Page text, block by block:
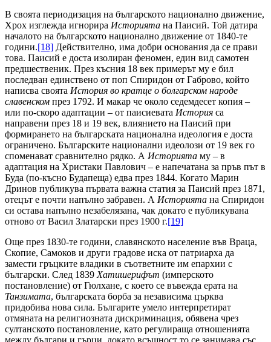
В своята периодизация на българското национално движение,
Хрох изглежда игнорира Историята на Паисий. Той датира
началото на българското национално движение от 1840-те
години.[18] Действително, има добри основания да се прави
това. Паисий е доста изолиран феномен, един вид самотен
предшественик. През късния 18 век примерът му е бил
последван единствено от поп Спиридон от Габрово, който
написва своята История во кратце о болгарском народе
славенском през 1792. И макар че около седемдесет копия –
или по-скоро адаптации – от паисиевата История са
направени през 18 и 19 век, влиянието на Паисий при
формирането на българската национална идеология е доста
ограничено. Българските национални идеолози от 19 век го
споменават сравнително рядко. А Историята му – в
адаптация на Христаки Павлович – е напечатана за пръв път в
Буда (по-късно Будапеща) едва през 1844. Когато Марин
Дринов публикува първата важна статия за Паисий през 1871,
отецът е почти напълно забравен. А Историята на Спиридон
си остава напълно незабелязана, чак докато е публикувана
отново от Васил Златарски през 1900 г.[19]
Още през 1830-те години, славянското население във Враца,
Скопие, Самоков и други градове иска от патриарха да
замести гръцките владики в съответните им епархии с
български. След 1839Хатишерифът (имперското
постановление) от Гюлхане, с което се въвежда ерата на
Танзимата, българската борба за независима църква
придобива нова сила. Българите умело интерпретират
отмяната на религиозната дискриминация, обявена чрез
султанското постановление, като регулираща отношенията